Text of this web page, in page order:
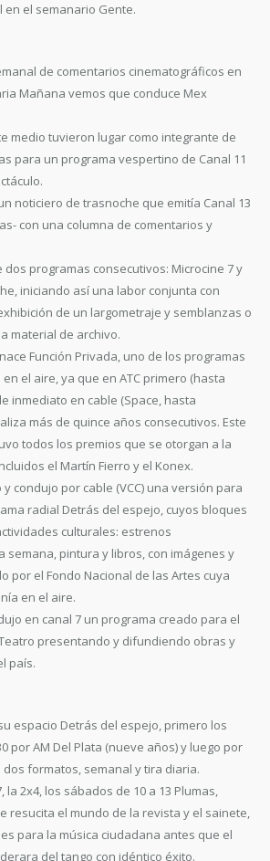
en el semanario Gente.
de comentarios cinematográficos en
Mañana vemos que conduce Mex
medio tuvieron lugar como integrante de
para un programa vespertino de Canal 11
noticiero de trasnoche que emitía Canal 13
con una columna de comentarios y
dos programas consecutivos: Microcine 7 y
iniciando así una labor conjunta con
de un largometraje y semblanzas o
material de archivo.
Función Privada, uno de los programas
el aire, ya que en ATC primero (hasta
inmediato en cable (Space, hasta
más de quince años consecutivos. Este
todos los premios que se otorgan a la
el Martín Fierro y el Konex.
y condujo por cable (VCC) una versión para
radial Detrás del espejo, cuyos bloques
culturales: estrenos
semana, pintura y libros, con imágenes y
por el Fondo Nacional de las Artes cuya
en el aire.
en canal 7 un programa creado para el
presentando y difundiendo obras y
país.
espacio Detrás del espejo, primero los
por AM Del Plata (nueve años) y luego por
dos formatos, semanal y tira diaria.
la 2x4, los sábados de 10 a 13 Plumas,
resucita el mundo de la revista y el sainete,
para la música ciudadana antes que el
del tango con idéntico éxito.